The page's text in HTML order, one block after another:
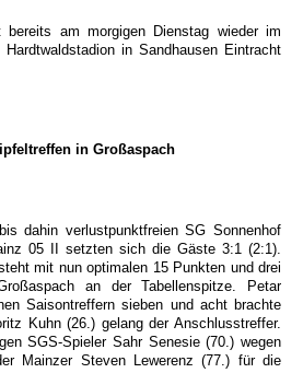
am morgigen Dienstag wieder im
in Sandhausen Eintracht
in Großaspach
dahin verlustpunktfreien SG Sonnenhof
05 II setzten sich die Gäste 3:1 (2:1).
mit nun optimalen 15 Punkten und drei
an der Tabellenspitze. Petar
Saisontreffern sieben und acht brachte
Kuhn (26.) gelang der Anschlusstreffer.
SGS-Spieler Sahr Senesie (70.) wegen
Mainzer Steven Lewerenz (77.) für die